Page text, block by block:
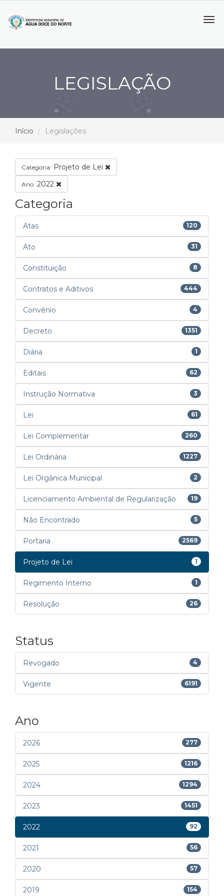
LEGISLAÇÃO
Início Legislações
Categoria: Projeto de Lei
Ano: 2022
Categoria
Atas 120
Ato 31
Constituição 8
Contratos e Aditivos 444
Convênio 4
Decreto 1351
Diária 1
Editais 62
Instrução Normativa 3
Lei 61
Lei Complementar 260
Lei Ordinária 1227
Lei Orgânica Municipal 2
Licenciamento Ambiental de Regularização 19
Não Encontrado 5
Portaria 2569
Projeto de Lei 1
Regimento Interno 1
Resolução 26
Status
Revogado 4
Vigente 6191
Ano
2026 277
2025 1216
2024 1294
2023 1451
2022 92
2021 56
2020 57
2019 154